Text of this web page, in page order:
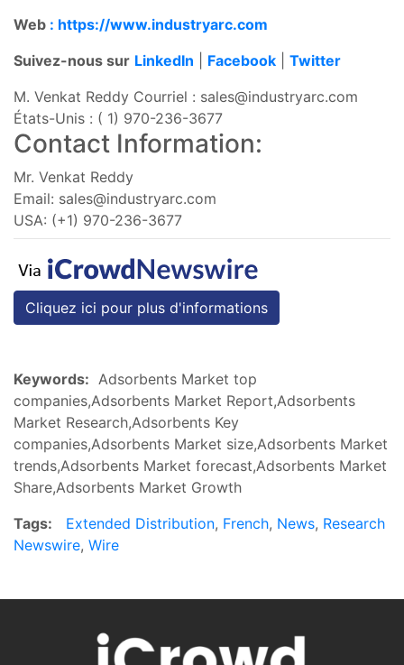
Web : https://www.industryarc.com
Suivez-nous sur LinkedIn Facebook
Twitter
M. Venkat Reddy Courriel : sales@industryarc.com
États-Unis : ( 1) 970-236-3677
Contact Information:
Mr. Venkat Reddy
Email: sales@industryarc.com
USA: (+1) 970-236-3677
Cliquez ici pour plus d'informations
Keywords: Adsorbents Market top
companies,Adsorbents Market Report,Adsorbents
Market Research,Adsorbents Key
companies,Adsorbents Market size,Adsorbents Market
trends,Adsorbents Market forecast,Adsorbents Market
Share,Adsorbents Market Growth
Tags:
Extended Distribution, French, News, Research
Newswire, Wire